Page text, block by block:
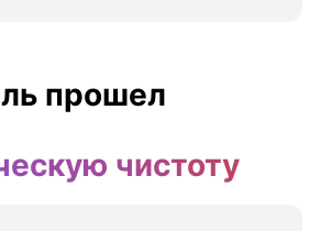
прошел
чистоту